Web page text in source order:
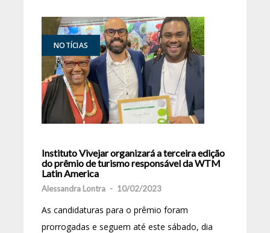
NOTÍCIAS
Instituto Vivejar organizará a terceira edição
do prêmio de turismo responsável da WTM
Latin America
Alessandra Lontra - 10/02/2023
As candidaturas para o prêmio foram
prorrogadas e seguem até este sábado, dia